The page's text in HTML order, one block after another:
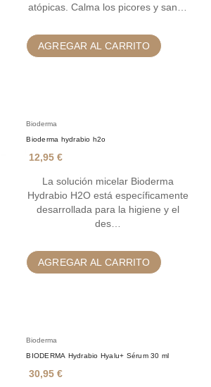
atópicas. Calma los picores y san…
AGREGAR AL CARRITO
Bioderma
Bioderma hydrabio h2o
12,95 €
La solución micelar Bioderma
Hydrabio H2O está específicamente
desarrollada para la higiene y el
des…
AGREGAR AL CARRITO
Bioderma
BIODERMA Hydrabio Hyalu+ Sérum 30 ml
30,95 €